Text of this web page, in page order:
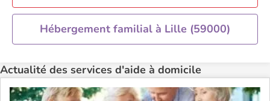
Hébergement familial à Lille (59000)
Actualité des services d'aide à domicile